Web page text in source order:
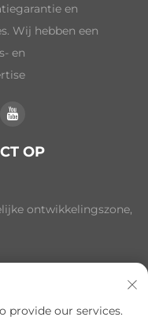
en
Wij hebben een
en
OP
ontwikkelingszone,
provide our services.